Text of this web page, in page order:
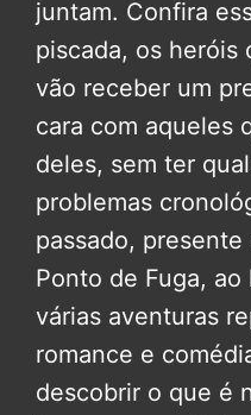
juntam. Confira
piscada, os heróis
vão receber um
cara com aqueles
deles, sem ter
problemas
passado,
Ponto de Fuga, ao
várias aventuras
romance e
descobrir o que é